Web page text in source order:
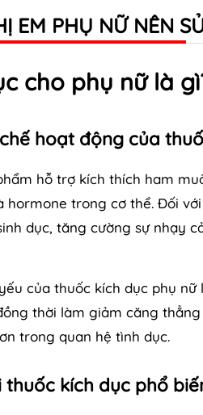
EM PHỤ NỮ NÊN
cho phụ nữ là
hoạt động của
hỗ trợ kích thích ham
hormone trong cơ thể. Đối
dục, tăng cường sự nhạy
của thuốc kích dục phụ
thời làm giảm căng
trong quan hệ tình dục.
thuốc kích dục phổ